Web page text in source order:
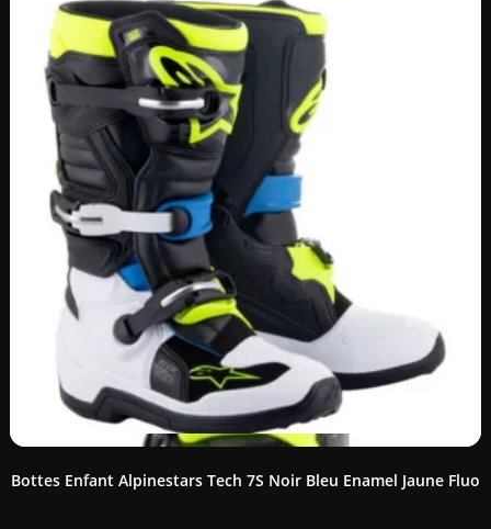
Bottes Enfant Alpinestars Tech 7S Noir Bleu Enamel Jaune Fluo